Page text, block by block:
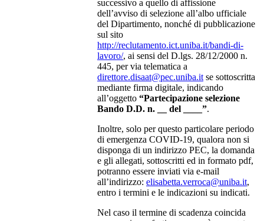
successivo a quello di affissione
dell’avviso di selezione all’albo ufficiale
del Dipartimento, nonché di pubblicazione
sul sito
http://reclutamento.ict.uniba.it/bandi-di-
lavoro/, ai sensi del D.lgs. 28/12/2000 n.
445, per via telematica a
direttore.disaat@pec.uniba.it se sottoscritta
mediante firma digitale, indicando
all’oggetto “Partecipazione selezione
Bando D.D. n. __ del ____”.
Inoltre, solo per questo particolare periodo
di emergenza COVID-19, qualora non si
disponga di un indirizzo PEC, la domanda
e gli allegati, sottoscritti ed in formato pdf,
potranno essere inviati via e-mail
all’indirizzo: elisabetta.verroca@uniba.it,
entro i termini e le indicazioni su indicati.
Nel caso il termine di scadenza coincida